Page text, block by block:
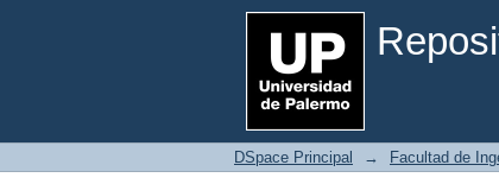
Buscar
DSpace Principal → Facultad de